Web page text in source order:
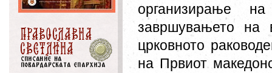
организирање
завршувањето на
црковното
на Првиот